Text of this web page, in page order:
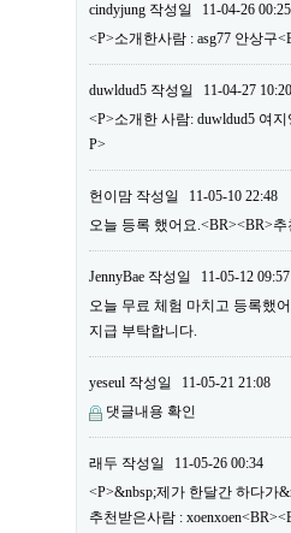
cindyjung 작성일
11-04-26 00:25
<P>소개한사람 : asg77 안상구
duwldud5 작성일
11-04-27 10:20
<P>소개한 사람: duwldud5 여
P>
헌이맘 작성일
11-05-10 22:48
오늘 등록 했어요.<BR><BR>
JennyBae 작성일
11-05-12 09:57
오늘 무료 체험 마치고 등록했
지급 부탁합니다.
yeseul 작성일
11-05-21 21:08
댓글내용 확인
래두 작성일
11-05-26 00:34
<P>&nbsp;제가 한달간 하다가
추천받은사람 :